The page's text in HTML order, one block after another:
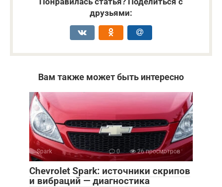
друзьями:
Вам также может быть интересно
Spark 0 26 просмотров
Chevrolet Spark: источники скрипов
и вибраций — диагностика